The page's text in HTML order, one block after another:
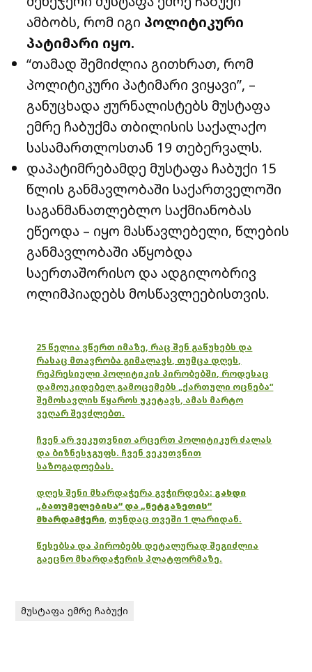
ამბობს, რომ იგი პოლიტიკური
პატიმარი იყო.
“თამად შემიძლია გითხრათ, რომ
პოლიტიკური პატიმარი ვიყავი”, –
განუცხადა ჟურნალისტებს მუსტაფა
ემრე ჩაბუქმა თბილისის საქალაქო
სასამართლოსთან 19 თებერვალს.
დაპატიმრებამდე მუსტაფა ჩაბუქი 15
წლის განმავლობაში საქართველოში
საგანმანათლებლო საქმიანობას
ეწეოდა – იყო მასწავლებელი, წლების
განმავლობაში აწყობდა
საერთაშორისო და ადგილობრივ
ოლიმპიადებს მოსწავლეებისთვის.
25 წელია ვწერთ იმაზე, რაც შენ გაწუხებს და
რასაც მთავრობა გიმალავს, თუმცა დღეს,
რეპრესიული პოლიტიკის პირობებში, როდესაც
დამოუკიდებელ გამოცემებს „ქართული ოცნება“
შემოსავლის წყაროს უკეტავს, ამას მარტო
ვეღარ შევძლებთ.
ჩვენ არ ვეკუთვნით არცერთ პოლიტიკურ ძალას
და ბიზნესჯგუფს. ჩვენ ვეკუთვნით
საზოგადოებას.
დღეს შენი მხარდაჭერა გვჭირდება: გახდი
„ბათუმელებისა“ და „ნეტგაზეთის“
მხარდამჭერი, თუნდაც თვეში 1 ლარიდან.
წესებსა და პირობებს დეტალურად შეგიძლია
გაეცნო მხარდაჭერის პლატფორმაზე.
მუსტაფა ემრე ჩაბუქი